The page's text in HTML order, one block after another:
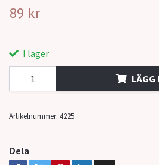
89 kr
I lager
LÄGG
Artikelnummer: 4225
Dela